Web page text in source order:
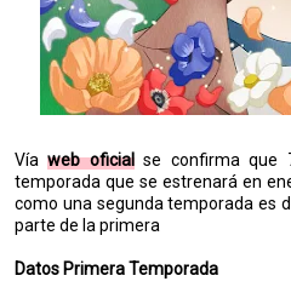
Víaweb oficial se confirma que
temporada que se estrenará en
como una segunda temporada es
parte de la primera
Datos Primera Temporada